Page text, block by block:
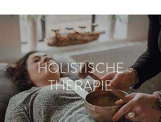
HOLISTISCHE
THERAPIE